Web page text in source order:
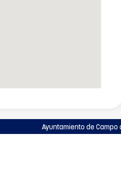
Ayuntamiento de Campo